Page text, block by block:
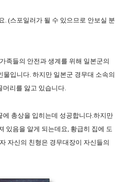
. (스포일러가 될 수 있으므로 안보실 분
족들의 안전과 생계를 위해 일본군의
입니다. 하지만 일본군 경무대 소속의
머리를 앓고 있습니다.
총상을 입히는데 성공합니다.하지만
있음을 알게 되는데요, 황급히 집에 도
자신의 친형은 경무대장이 자신들의